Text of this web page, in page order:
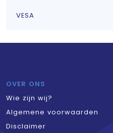
VESA
OVER ONS
Wie zijn wij?
Algemene voorwaarden
Disclaimer